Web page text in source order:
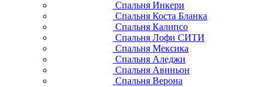
Спальня Инкери
Спальня Коста Бланка
Спальня Калипсо
Спальня Лофи СИТИ
Спальня Мексика
Спальня Аледжи
Спальня Авиньон
Спальня Верона